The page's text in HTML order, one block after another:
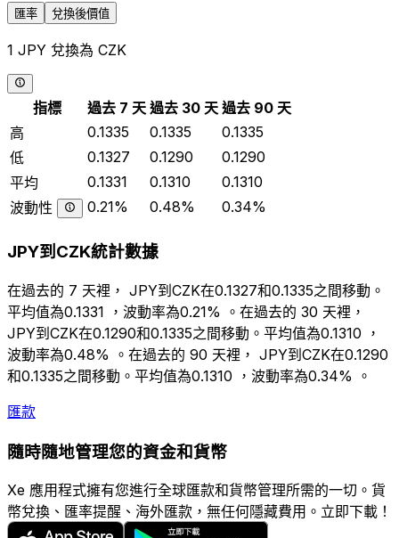
匯率 兌換後價值
1 JPY 兌換為 CZK
指標 過去 7 天 過去 30 天 過去 90 天
高
0.1335 0.1335
0.1335
低
0.1327 0.1290
0.1290
平均
0.1331 0.1310
0.1310
波動性
0.21% 0.48% 0.34%
JPY到CZK統計數據
在過去的 7 天裡， JPY到CZK在0.1327和0.1335之間移動。
平均值為0.1331 ，波動率為0.21% 。在過去的 30 天裡，
JPY到CZK在0.1290和0.1335之間移動。平均值為0.1310 ，
波動率為0.48% 。在過去的 90 天裡， JPY到CZK在0.1290
和0.1335之間移動。平均值為0.1310 ，波動率為0.34% 。
匯款
隨時隨地管理您的資金和貨幣
Xe 應用程式擁有您進行全球匯款和貨幣管理所需的一切。貨
幣兌換、匯率提醒、海外匯款，無任何隱藏費用。立即下載！